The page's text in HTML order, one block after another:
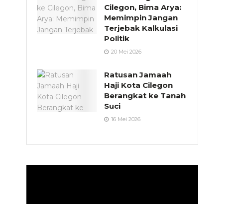
Cilegon, Bima Arya:
Memimpin Jangan
Terjebak Kalkulasi
Politik
20 Mei 2026
Ratusan Jamaah
Haji Kota Cilegon
Berangkat ke Tanah
Suci
16 Mei 2026